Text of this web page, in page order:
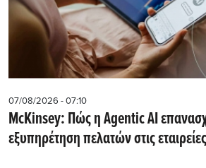
07/08/2026 - 07:10
McKinsey: Πώς η Agentic AI
εξυπηρέτηση πελατών στις